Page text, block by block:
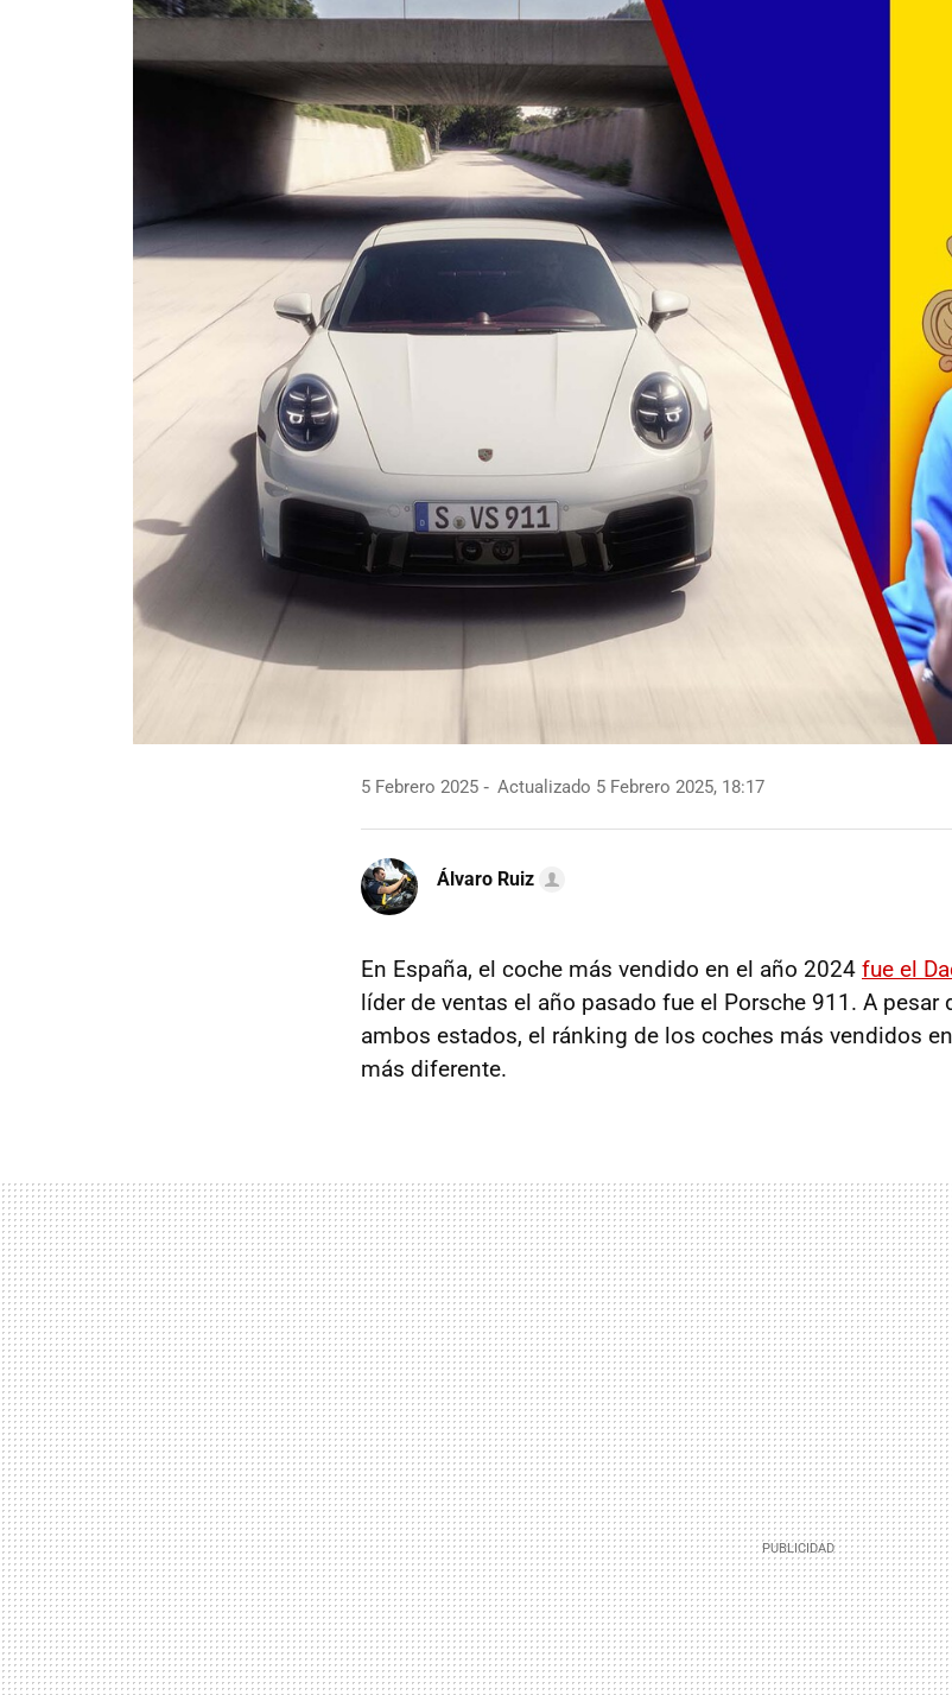
MAIL
5 Febrero 2025 Actualizado 5 Febrero 2025, 18:17
Álvaro Ruiz
En España, el coche más vendido en el año 2024 fue el
líder de ventas el año pasado fue el Porsche 911. A pesar
ambos estados, el ránking de los coches más vendidos
más diferente.